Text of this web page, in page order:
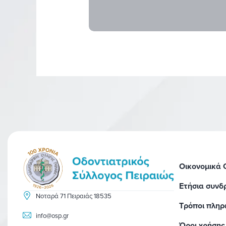
Νοταρά 71 Πειραιάς 18535
info@osp.gr
Οικονομικά
Ετήσια
Τρόποι